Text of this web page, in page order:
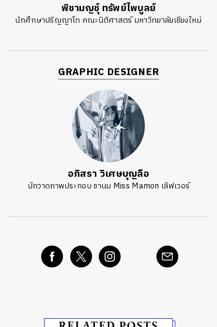
พิชามญชุ์ ทรัพย์ไพบูลย์
นักศึกษาปริญญาโท คณะนิติศาสตร์ มหาวิทยาลัยเชียงใหม่
GRAPHIC DESIGNER
อภิสรา วิเศษบุญลือ
นักวาดภาพประกอบ ชานม Miss Mamon เลิฟเวอร์